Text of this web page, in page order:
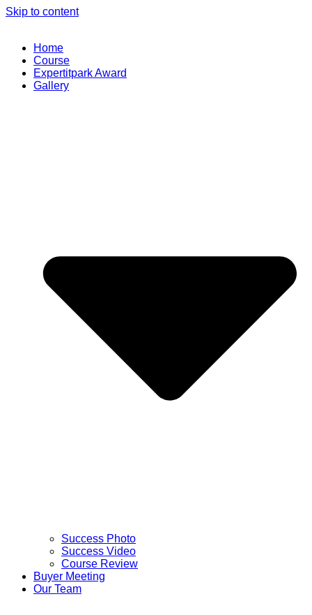
Skip to content
Home
Course
Expertitpark Award
Gallery
Success Photo
Success Video
Course Review
Buyer Meeting
Our Team